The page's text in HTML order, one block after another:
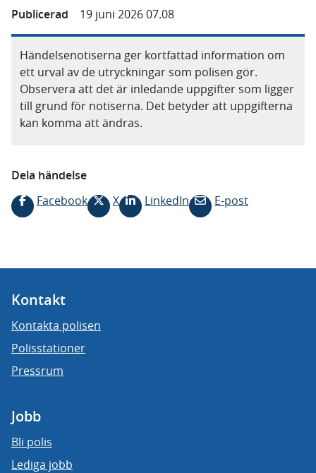
Publicerad
19 juni 2026 07.08
Händelsenotiserna ger kortfattad information om
ett urval av de utryckningar som polisen gör.
Observera att det är inledande uppgifter som ligger
till grund för notiserna. Det betyder att uppgifterna
kan komma att ändras.
Dela händelse
Facebook
X LinkedIn E-post
Kontakt
Kontakta polisen
Polisstationer
Pressrum
Jobb
Bli polis
Lediga jobb